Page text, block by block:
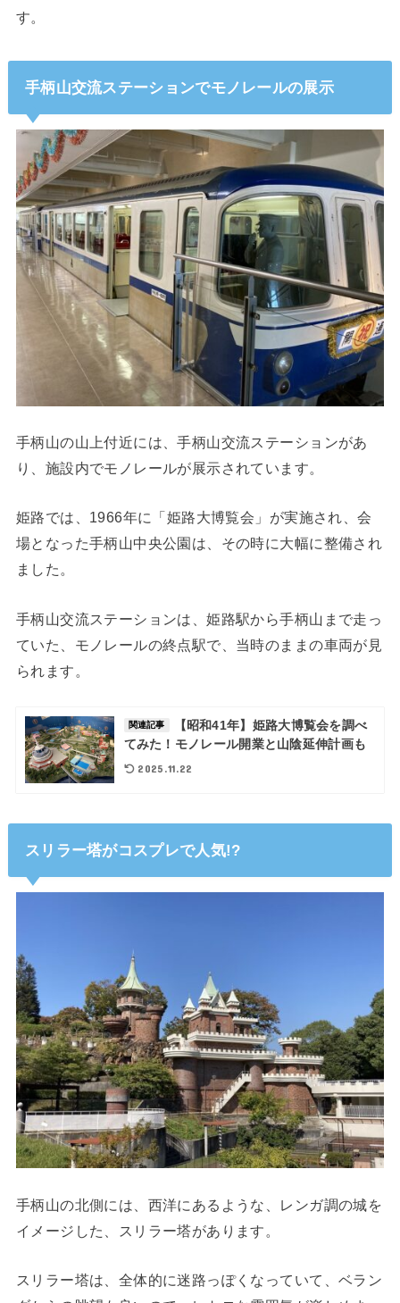
す。
手柄山交流ステーションでモノレールの展示
手柄山の山上付近には、手柄山交流ステーションがあ
り、施設内でモノレールが展示されています。
姫路では、1966年に「姫路大博覧会」が実施され、会
場となった手柄山中央公園は、その時に大幅に整備され
ました。
手柄山交流ステーションは、姫路駅から手柄山まで走っ
ていた、モノレールの終点駅で、当時のままの車両が見
られます。
関連記事
【昭和41年】姫路大博覧会を調べ
てみた！モノレール開業と山陰延伸計画も
2025.11.22
スリラー塔がコスプレで人気!?
手柄山の北側には、西洋にあるような、レンガ調の城を
イメージした、スリラー塔があります。
スリラー塔は、全体的に迷路っぽくなっていて、ベラン